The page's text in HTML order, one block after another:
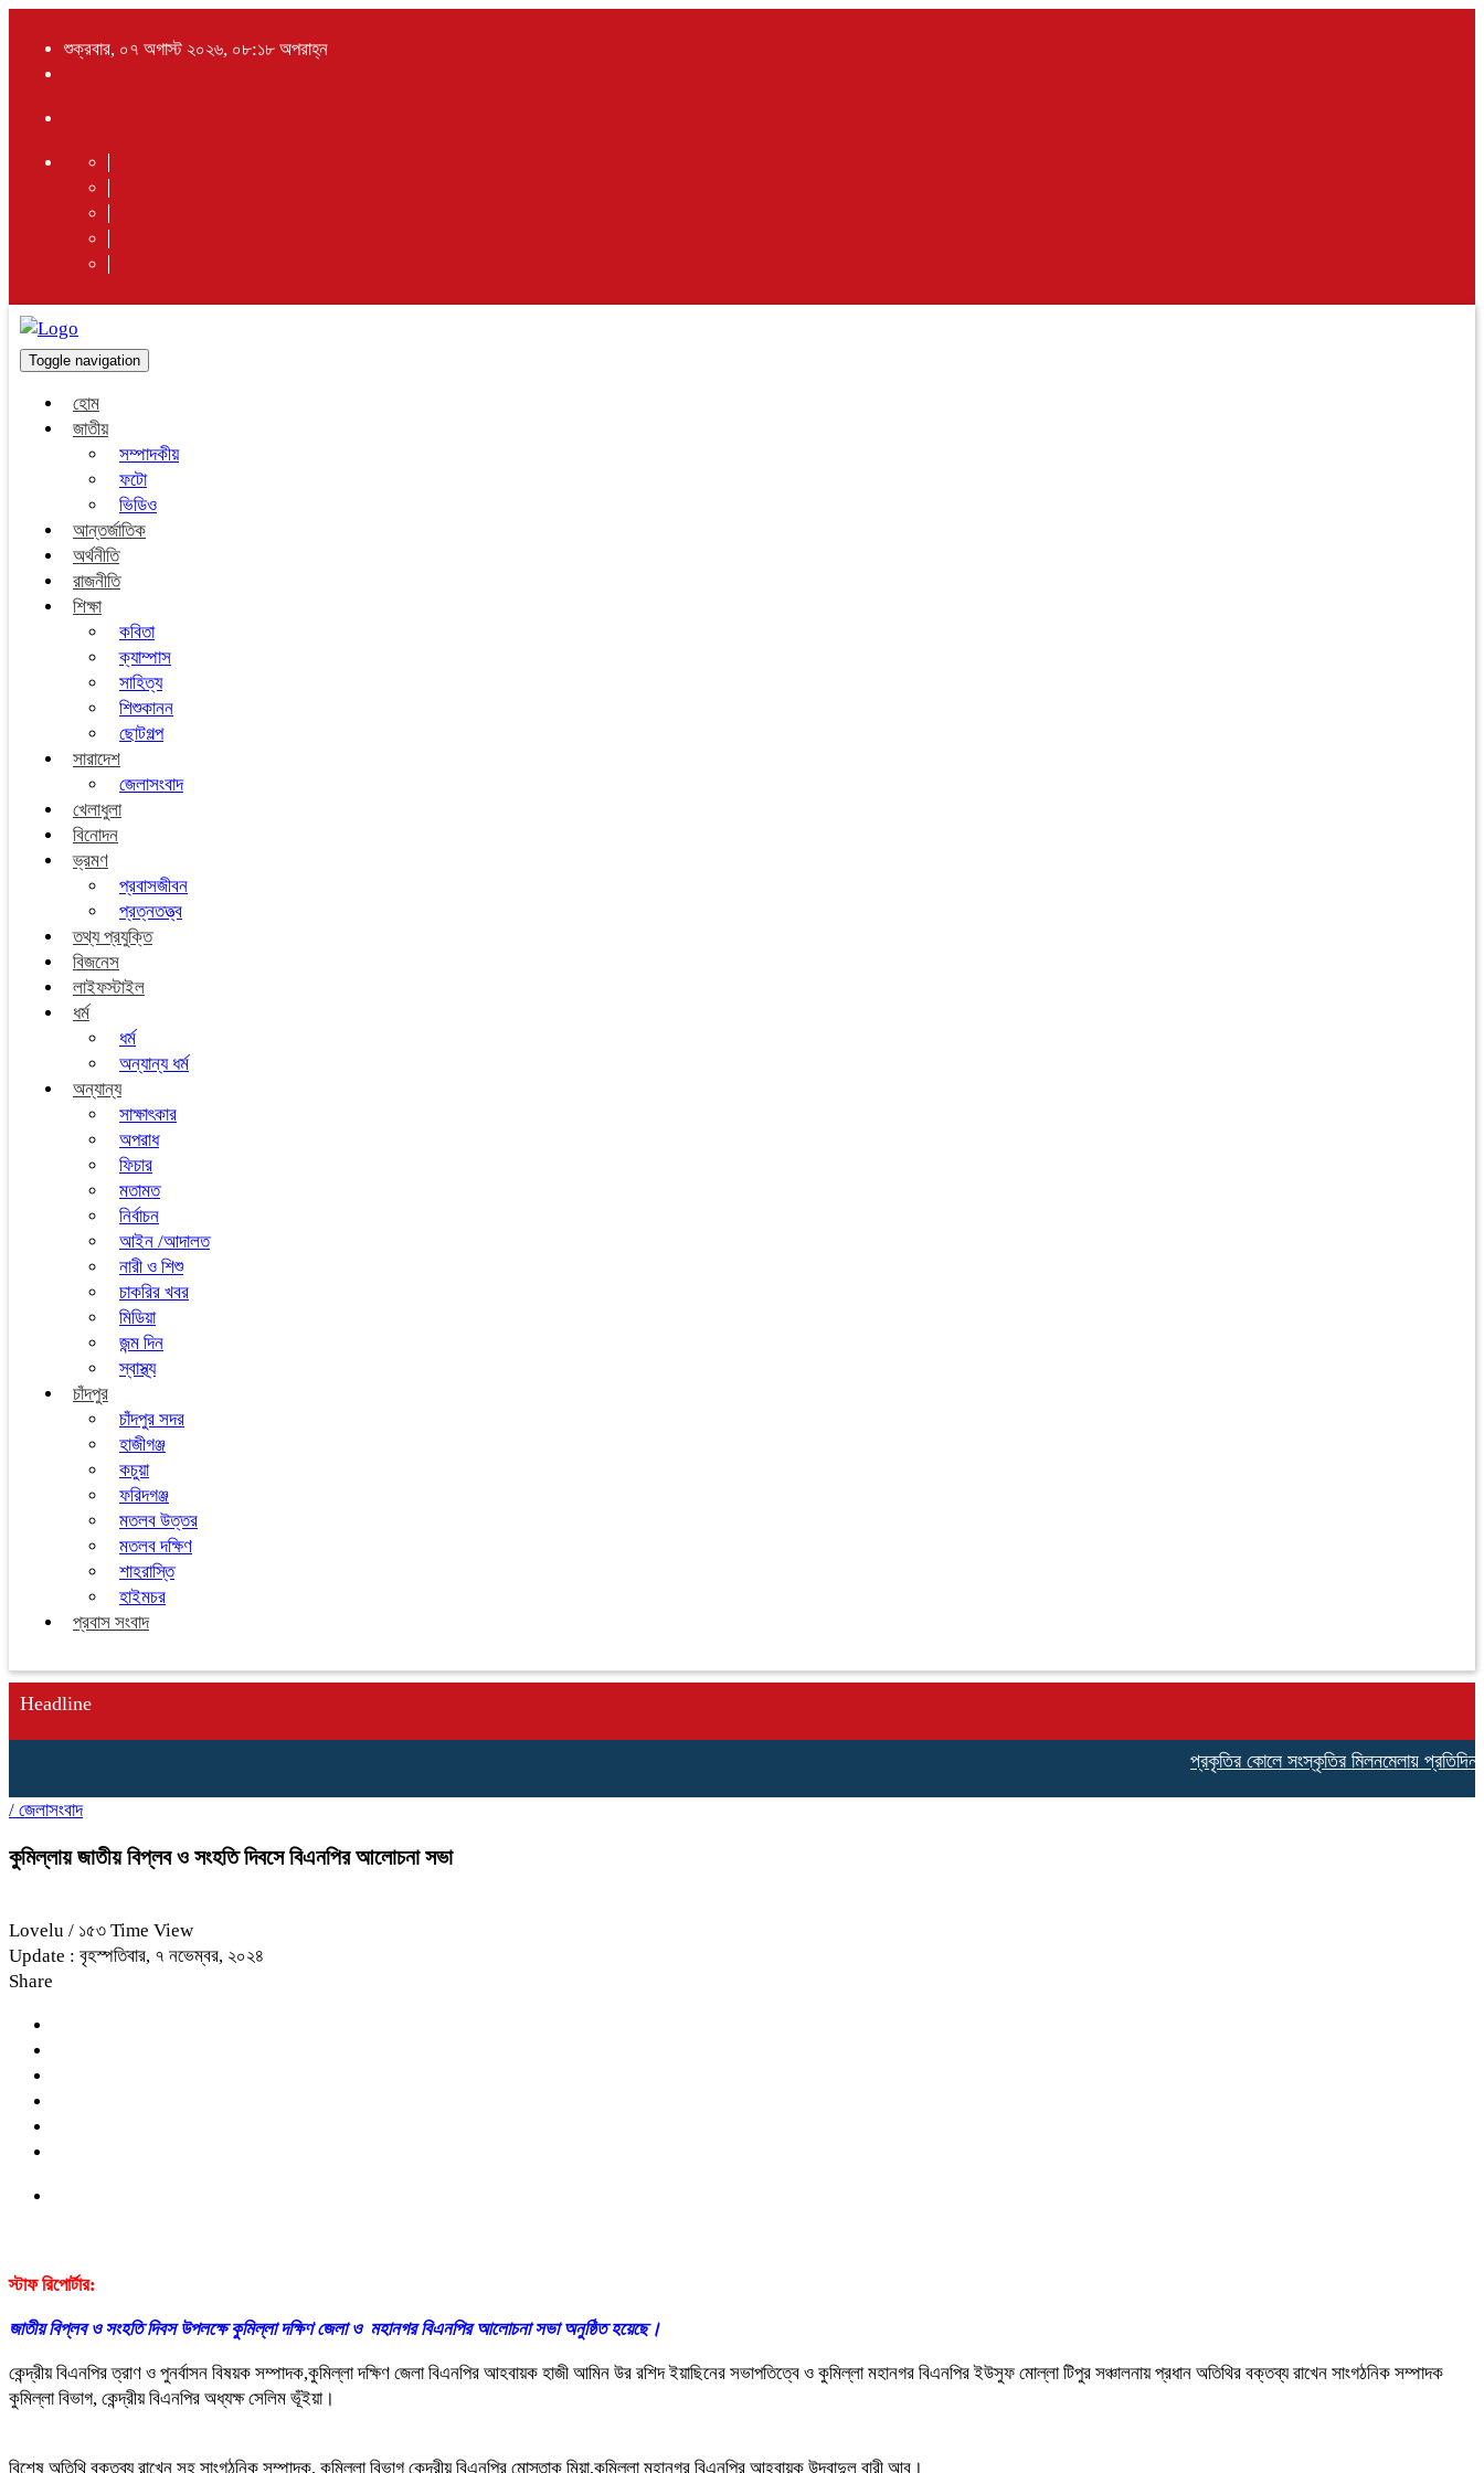
শুক্রবার, ০৭ অগাস্ট ২০২৬, ০৮:১৮ অপরাহ্ন
Toggle navigation
হোম
জাতীয়
সম্পাদকীয়
ফটো
ভিডিও
আন্তর্জাতিক
অর্থনীতি
রাজনীতি
শিক্ষা
কবিতা
ক্যাম্পাস
সাহিত্য
শিশুকানন
ছোটগল্প
সারাদেশ
জেলাসংবাদ
খেলাধুলা
বিনোদন
ভ্রমণ
প্রবাসজীবন
প্রত্নতত্ত্ব
তথ্য প্রযুক্তি
বিজনেস
লাইফস্টাইল
ধর্ম
ধর্ম
অন্যান্য ধর্ম
অন্যান্য
সাক্ষাৎকার
অপরাধ
ফিচার
মতামত
নির্বাচন
আইন /আদালত
নারী ও শিশু
চাকরির খবর
মিডিয়া
জন্ম দিন
স্বাস্থ্য
চাঁদপুর
চাঁদপুর সদর
হাজীগঞ্জ
কচুয়া
ফরিদগঞ্জ
মতলব উত্তর
মতলব দক্ষিণ
শাহরাস্তি
হাইমচর
প্রবাস সংবাদ
Headline
প্রকৃতির কোলে সংস্কৃতির মিলনমেলায় প্রতিদিনই
/ জেলাসংবাদ
কুমিল্লায় জাতীয় বিপ্লব ও সংহতি দিবসে বিএনপির আলোচনা সভা
Lovelu / ১৫৩ Time View
Update : বৃহস্পতিবার, ৭ নভেম্বর, ২০২৪
Share
স্টাফ রিপোর্টার:
জাতীয় বিপ্লব ও সংহতি দিবস উপলক্ষে কুমিল্লা দক্ষিণ জেলা ও মহানগর বিএনপির আলোচনা সভা অনুষ্ঠিত হয়েছে।
কেন্দ্রীয় বিএনপির ত্রাণ ও পুনর্বাসন বিষয়ক সম্পাদক,কুমিল্লা দক্ষিণ জেলা বিএনপির আহবায়ক হাজী আমিন উর রশিদ ইয়াছিনের সভাপতিত্বে ও কুমিল্লা মহানগর বিএনপির ইউসুফ মোল্লা টিপুর সঞ্চালনায় প্রধান অতিথির বক্তব্য রাখেন সাংগঠনিক সম্পাদক
কুমিল্লা বিভাগ, কেন্দ্রীয় বিএনপির অধ্যক্ষ সেলিম ভূঁইয়া।
বিশেষ অতিথি বক্তব্য রাখেন সহ সাংগঠনিক সম্পাদক, কুমিল্লা বিভাগ কেন্দ্রীয় বিএনপির মোস্তাক মিয়া,কুমিল্লা মহানগর বিএনপির আহবায়ক উদবাদুল বারী আবু।